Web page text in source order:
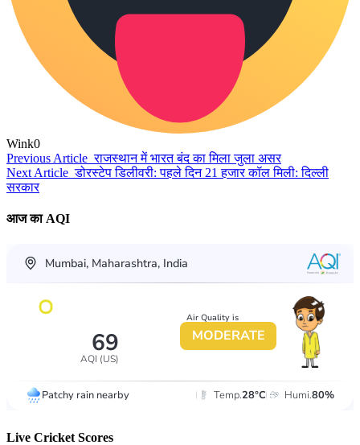
Wink0
Previous Article राजस्थान में भारत बंद का मिला जुला असर
Next Article डोरस्टेप डिलीवरी: पहले दिन 21 हजार कॉल मिली: दिल्ली
सरकार
आज का AQI
Live Cricket Scores